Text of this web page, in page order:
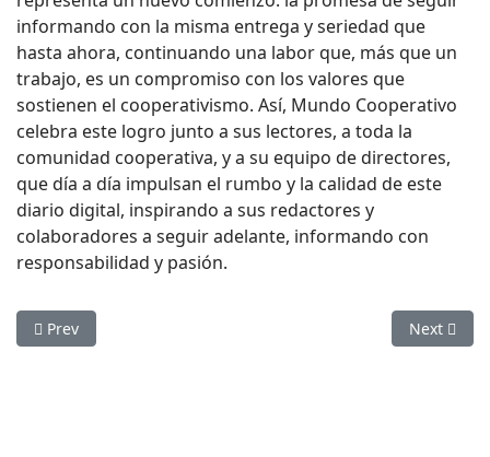
informando con la misma entrega y seriedad que
hasta ahora, continuando una labor que, más que un
trabajo, es un compromiso con los valores que
sostienen el cooperativismo. Así, Mundo Cooperativo
celebra este logro junto a sus lectores, a toda la
comunidad cooperativa, y a su equipo de directores,
que día a día impulsan el rumbo y la calidad de este
diario digital, inspirando a sus redactores y
colaboradores a seguir adelante, informando con
responsabilidad y pasión.
Previous article: 2025: Año Internacional de las Cooperativas
Prev Next
Next